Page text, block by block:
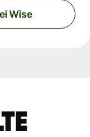
Wise